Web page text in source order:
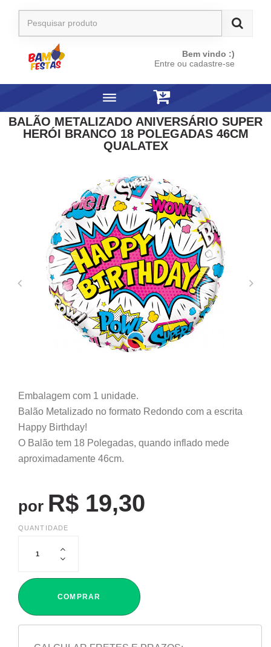
Bem vindo :)
Entre ou cadastre-se
BALÃO METALIZADO ANIVERSÁRIO SUPER
HERÓI BRANCO 18 POLEGADAS 46CM
QUALATEX
Embalagem com 1 unidade.
Balão Metalizado no formato Redondo com a escrita
Happy Birthday!
O Balão tem 18 Polegadas, quando inflado mede
aproximadamente 46cm.
por R$ 19,30
QUANTIDADE
COMPRAR